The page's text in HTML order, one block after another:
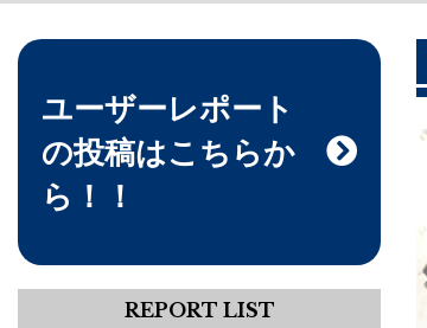
ユーザーレポート
の投稿はこちらか
ら！！
REPORT LIST